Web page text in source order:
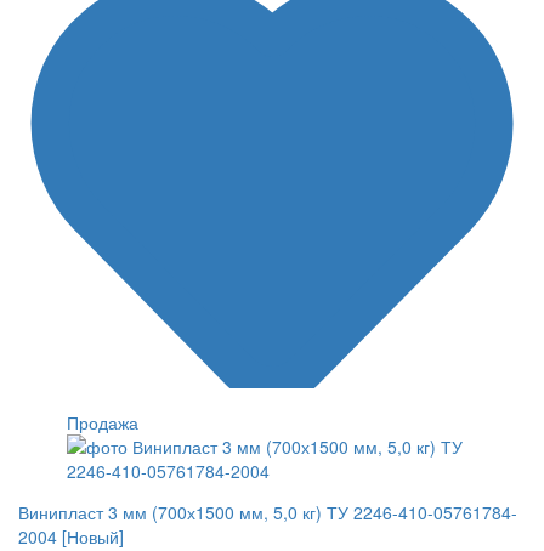
Продажа
Винипласт 3 мм (700х1500 мм, 5,0 кг) ТУ 2246-410-05761784-
2004 [Новый]